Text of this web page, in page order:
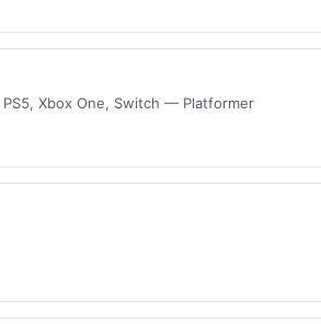
PS5, Xbox One, Switch — Platformer